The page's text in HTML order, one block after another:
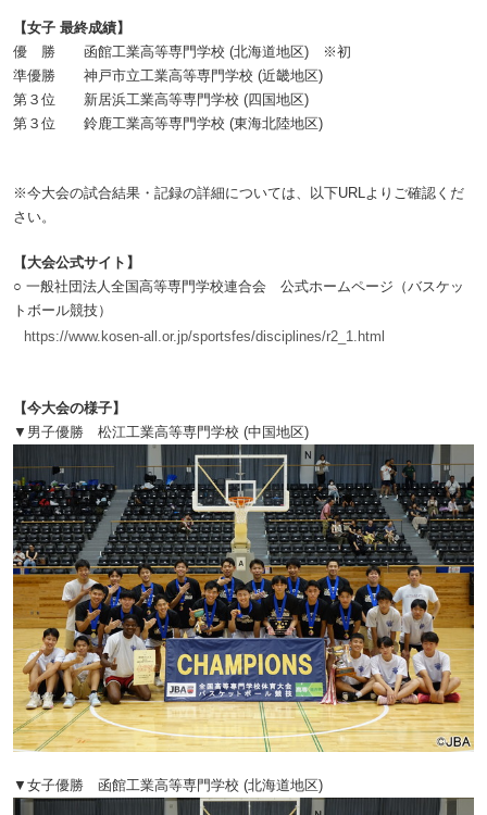
【女子 最終成績】
優 勝 函館工業高等専門学校 (北海道地区) ※初
準優勝 神戸市立工業高等専門学校 (近畿地区)
第３位 新居浜工業高等専門学校 (四国地区)
第３位 鈴鹿工業高等専門学校 (東海北陸地区)
※今大会の試合結果・記録の詳細については、以下URLよりご確認くだ
さい。
【大会公式サイト】
○ 一般社団法人全国高等専門学校連合会 公式ホームページ（バスケッ
トボール競技）
https://www.kosen-all.or.jp/sportsfes/disciplines/r2_1.html
【今大会の様子】
▼男子優勝 松江工業高等専門学校 (中国地区)
▼女子優勝 函館工業高等専門学校 (北海道地区)